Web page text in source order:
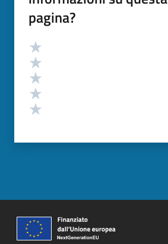
pagina?
Valutazione